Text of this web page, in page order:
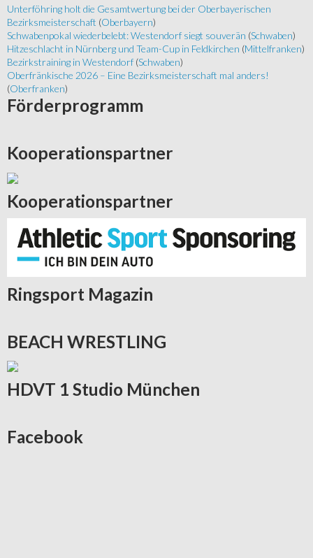
Unterföhring holt die Gesamtwertung bei der Oberbayerischen
Bezirksmeisterschaft (Oberbayern)
Schwabenpokal wiederbelebt: Westendorf siegt souverän (Schwaben)
Hitzeschlacht in Nürnberg und Team-Cup in Feldkirchen (Mittelfranken)
Bezirkstraining in Westendorf (Schwaben)
Oberfränkische 2026 – Eine Bezirksmeisterschaft mal anders!
(Oberfranken)
Förderprogramm
Kooperationspartner
Kooperationspartner
Ringsport Magazin
BEACH WRESTLING
HDVT 1 Studio München
Facebook